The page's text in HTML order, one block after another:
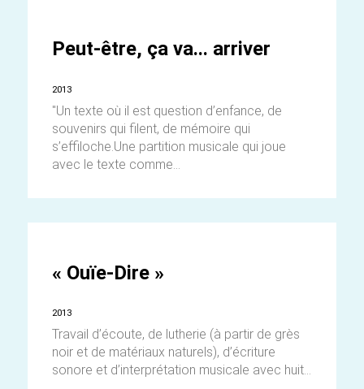
Peut-être, ça va... arriver
2013
"Un texte où il est question d’enfance, de
souvenirs qui filent, de mémoire qui
s’effiloche.Une partition musicale qui joue
avec le texte comme...
« Ouïe-Dire »
2013
Travail d’écoute, de lutherie (à partir de grès
noir et de matériaux naturels), d’écriture
sonore et d’interprétation musicale avec huit...